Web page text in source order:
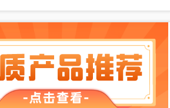
和各种管道配件。